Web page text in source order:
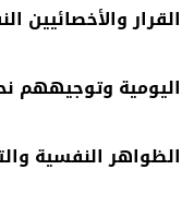
القرار
اليومية وتوجيههم
الظواهر النفسية